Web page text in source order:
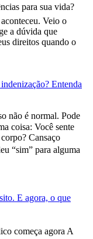
para sua vida?
Veio o
a dúvida que
direitos quando o
Entenda
não é normal. Pode
coisa: Você sente
Cansaço
“sim” para alguma
E agora, o que
começa agora A